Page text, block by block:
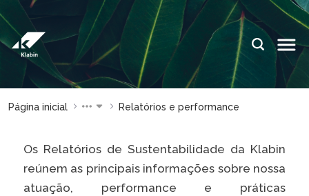
Pular para o Conteúdo principal
IDIOMAS:
Relatório de
Sustentabilidade
Página inicial Relatórios e performance
Os Relatórios de Sustentabilidade da Klabin
reúnem as principais informações sobre nossa
atuação, performance e práticas